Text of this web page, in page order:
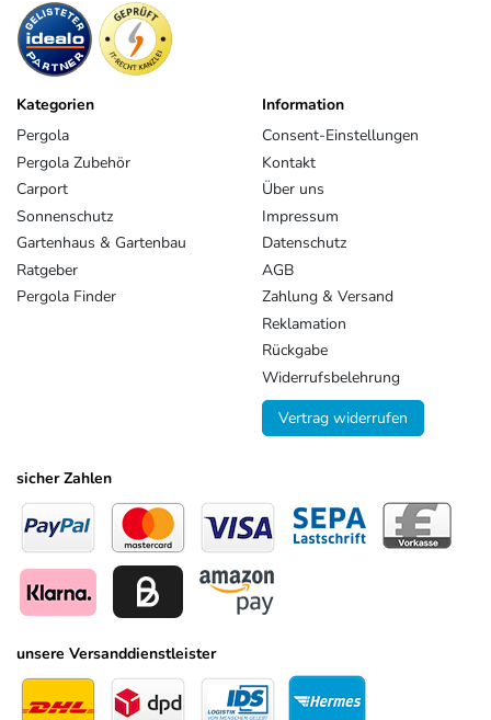
Kategorien
Pergola
Pergola Zubehör
Carport
Sonnenschutz
Gartenhaus & Gartenbau
Ratgeber
Pergola Finder
Information
Consent-Einstellungen
Kontakt
Über uns
Impressum
Datenschutz
AGB
Zahlung & Versand
Reklamation
Rückgabe
Widerrufsbelehrung
Vertrag widerrufen
sicher Zahlen
unsere Versanddienstleister